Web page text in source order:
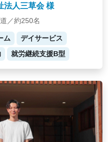
法人三草会 様
／約250名
ム
デイサービス
就労継続支援B型